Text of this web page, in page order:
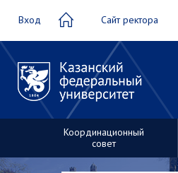
Вход Сайт ректора
Студенческие
Координационный
совет